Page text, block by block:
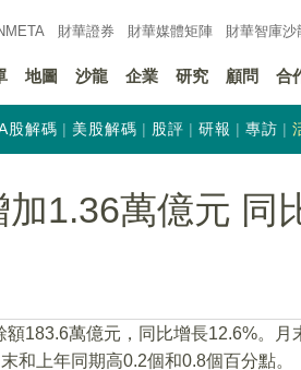
財華證券 財華媒體矩陣 財華智庫沙
地圖 沙龍 企業 研究 顧問 合
股解碼 美股解碼 股評 研報 專訪
1.36萬億元 同
183.6萬億元，同比增長12.6%。月
和上年同期高0.2個和0.8個百分點。